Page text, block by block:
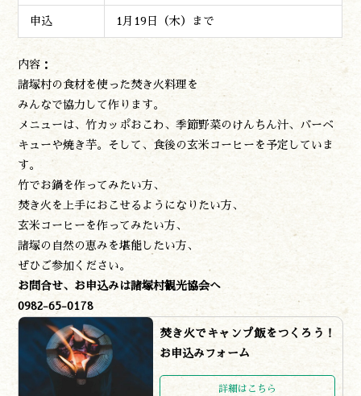
申込 1月19日（木）まで
内容：
諸塚村の食材を使った焚き火料理を
みんなで協力して作ります。
メニューは、竹カッポおこわ、季節野菜のけんちん汁、バーベ
キューや焼き芋。そして、食後の玄米コーヒーを予定していま
す。
竹でお鍋を作ってみたい方、
焚き火を上手におこせるようになりたい方、
玄米コーヒーを作ってみたい方、
諸塚の自然の恵みを堪能したい方、
ぜひご参加ください。
お問合せ、お申込みは諸塚村観光協会へ
0982-65-0178
焚き火でキャンプ飯をつくろう！
お申込みフォーム
詳細はこちら